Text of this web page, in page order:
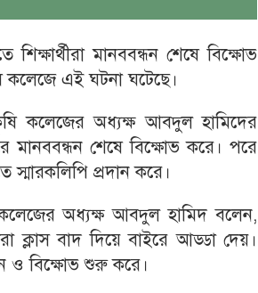
শিক্ষার্থীরা মানববন্ধন শেষে বিক্ষোভ
কলেজে এই ঘটনা ঘটেছে।
কলেজের অধ্যক্ষ আবদুল হামিদের
মানববন্ধন শেষে বিক্ষোভ করে। পরে
স্মারকলিপি প্রদান করে।
অধ্যক্ষ আবদুল হামিদ বলেন,
ক্লাস বাদ দিয়ে বাইরে আড্ডা দেয়।
ও বিক্ষোভ শুরু করে।